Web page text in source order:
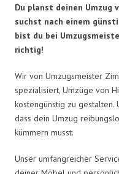
Du planst deinen Umzug
suchst nach einem
bist du bei
richtig!
Wir von Umzugsmeister
spezialisiert, Umzüge von
kostengünstig zu gestalten.
dass dein Umzug
kümmern musst.
Unser umfangreicher